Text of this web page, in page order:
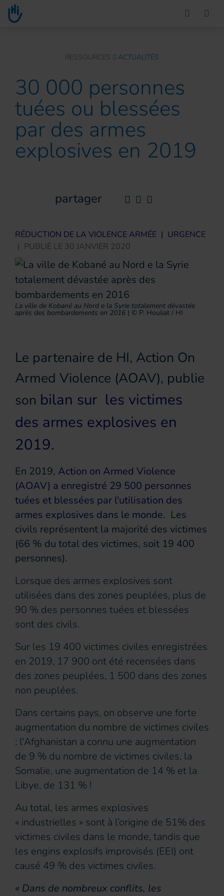
Go to main content
You are here :RESSOURCES ACTUALITÉS
30 000 personnes
tuées ou blessées
par des armes
explosives en 2019
partager
RÉDUCTION DE LA VIOLENCE ARMÉE | URGENCE
| PUBLIÉ LE 30 JANVIER 2020
La ville de Kobané au Nord e la Syrie totalement dévastée
après des bombardements en 2016 | © P. Houliat / HI
Le partenaire de HI, Action On
Armed Violence (AOAV), publie
son bilan sur les victimes
des armes explosives en
2019.
En 2019, Action on Armed Violence
(AOAV) a enregistré 29 500 personnes
tuées et blessées par l'utilisation des
armes explosives dans le monde. Les
civils représentent la majorité des victimes
(66 % du total des victimes, soit 19 400
personnes).
Lorsque des armes explosives sont
utilisées dans des zones peuplées, plus de
90 % des personnes tuées et blessées
sont des civils.
Sur les 19 400 victimes civiles enregistrées
en 2019, 17 900 ont été recensées dans
des zones peuplées, 1 500 dans des zones
non peuplées.
Dans certains pays, on observe une forte
augmentation du nombre de victimes civiles
: l'Afghanistan a connu une augmentation
de 9 % du nombre de victimes civiles, la
Somalie, une augmentation de 14 % et la
Libye, de 131 % !
Au total, les armes explosives
« industrielles » sont à l’origine de 51% des
victimes civiles dans le monde, tandis que
les engins explosifs improvisés (EEI) ont
causé 49 % des victimes civiles.
« Dans de nombreux conflits, les